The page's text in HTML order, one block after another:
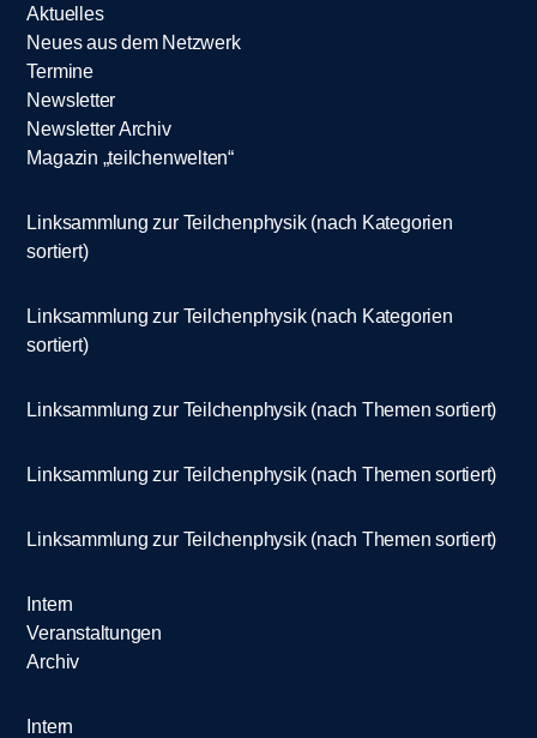
Aktuelles
Neues aus dem Netzwerk
Termine
Newsletter
Newsletter Archiv
Magazin „teilchenwelten“
Linksammlung zur Teilchenphysik (nach Kategorien
sortiert)
Linksammlung zur Teilchenphysik (nach Kategorien
sortiert)
Linksammlung zur Teilchenphysik (nach Themen sortiert)
Linksammlung zur Teilchenphysik (nach Themen sortiert)
Linksammlung zur Teilchenphysik (nach Themen sortiert)
Intern
Veranstaltungen
Archiv
Intern